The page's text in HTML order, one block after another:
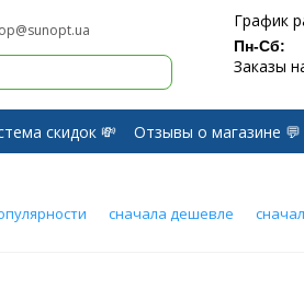
График
Пн-Сб:
Заказы
скидок 💸 Отзывы о магазине 💬
сначала дешевле